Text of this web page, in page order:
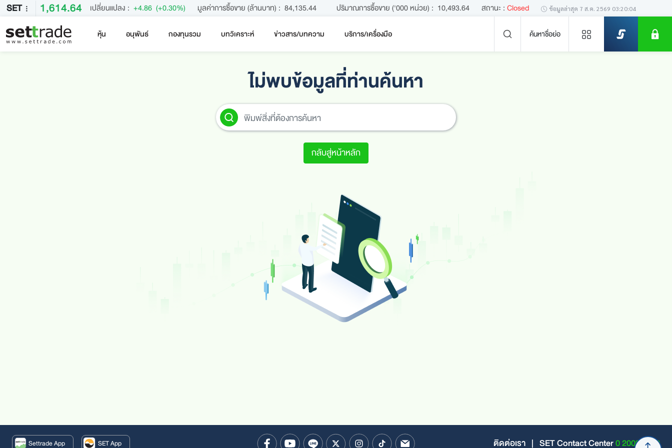
SET 1,614.64 เปลี่ยนแปลง : +4.86 (+0.30%) มูลค่าการซื้อขาย (ล้านบาท) : 84,135.44 ปริมาณการซื้อขาย ('000 หน่วย) : 10,493.64 สถานะ : Closed ข้อมูลล่าสุด 7 ส.ค. 2569 03:20:04
หุ้น อนุพันธ์ กองทุนรวม บทวิเคราะห์ ข่าวสาร/บทความ บริการ/เครื่องมือ ค้นหาชื่อย่อ
ไม่พบข้อมูลที่ท่านค้นหา
กลับสู่หน้าหลัก
Settrade App SET App ติดต่อเรา | SET Contact Center0 2009 9999